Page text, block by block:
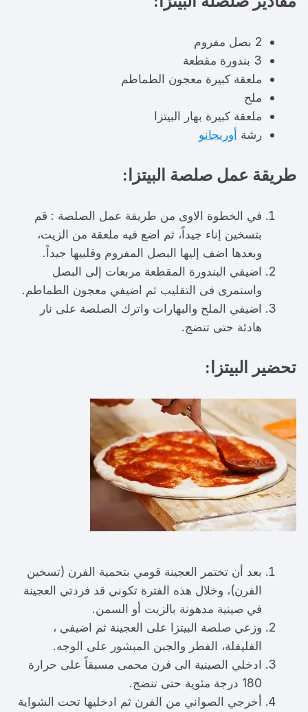
2 بصل مفروم
3 بندورة مقطعة
ملعقة كبيرة معجون الطماطم
ملح
ملعقة كبيرة بهار البيتزا
رشة أوريجانو
طريقة عمل صلصة البيتزا:
في الخطوة الاوى من طريقة عمل الصلصة : قم
بتسخين إناء جيداً، ثم اضع فيه ملعقة من الزيت،
وبعدها اضف إليها البصل المفروم وقلبيها جيداً.
اضيفي البندورة المقطعة مربعات إلى البصل
واستمرى فى التقليب ثم اضيفي معجون الطماطم.
اضيفي الملح والبهارات واترك الصلصة على نار
هادئة حتى تنضج.
تحضير البيتزا:
بعد أن تختمر العجينة قومي بتحمية الفرن (تسخين
الفرن)، وخلال هذه الفترة تكوني قد فردتي العجينة
في صينية مدهونة بالزيت أو السمن.
وزعي صلصة البيتزا على العجينة ثم اضيفي ،
الفليفلة، الفطر والجبن المبشور على الوجه.
ادخلي الصينية الى فرن محمى مسبقاً على حرارة
180 درجة مئوية حتى تنضج.
أخرجي الصواني من الفرن ثم ادخليها تحت الشواية